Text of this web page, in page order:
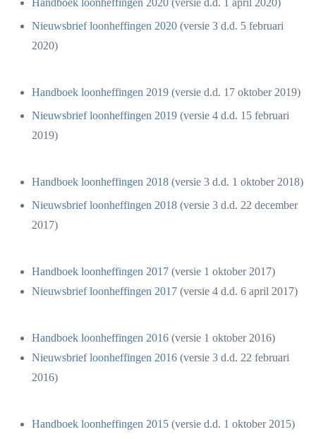
Handboek loonheffingen 2020 (versie d.d. 1 april 2020)
Nieuwsbrief loonheffingen 2020 (versie 3 d.d. 5 februari
2020)
Handboek loonheffingen 2019 (versie d.d. 17 oktober 2019)
Nieuwsbrief loonheffingen 2019 (versie 4 d.d. 15 februari
2019)
Handboek loonheffingen 2018 (versie 3 d.d. 1 oktober 2018)
Nieuwsbrief loonheffingen 2018 (versie 3 d.d. 22 december
2017)
Handboek loonheffingen 2017 (versie 1 oktober 2017)
Nieuwsbrief loonheffingen 2017 (versie 4 d.d. 6 april 2017)
Handboek loonheffingen 2016 (versie 1 oktober 2016)
Nieuwsbrief loonheffingen 2016 (versie 3 d.d. 22 februari
2016)
Handboek loonheffingen 2015 (versie d.d. 1 oktober 2015)